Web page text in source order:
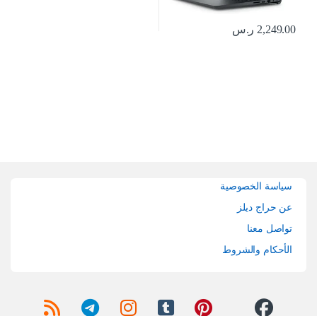
2,249.00 ر.س
سياسة الخصوصية
عن حراج ديلز
تواصل معنا
الأحكام والشروط